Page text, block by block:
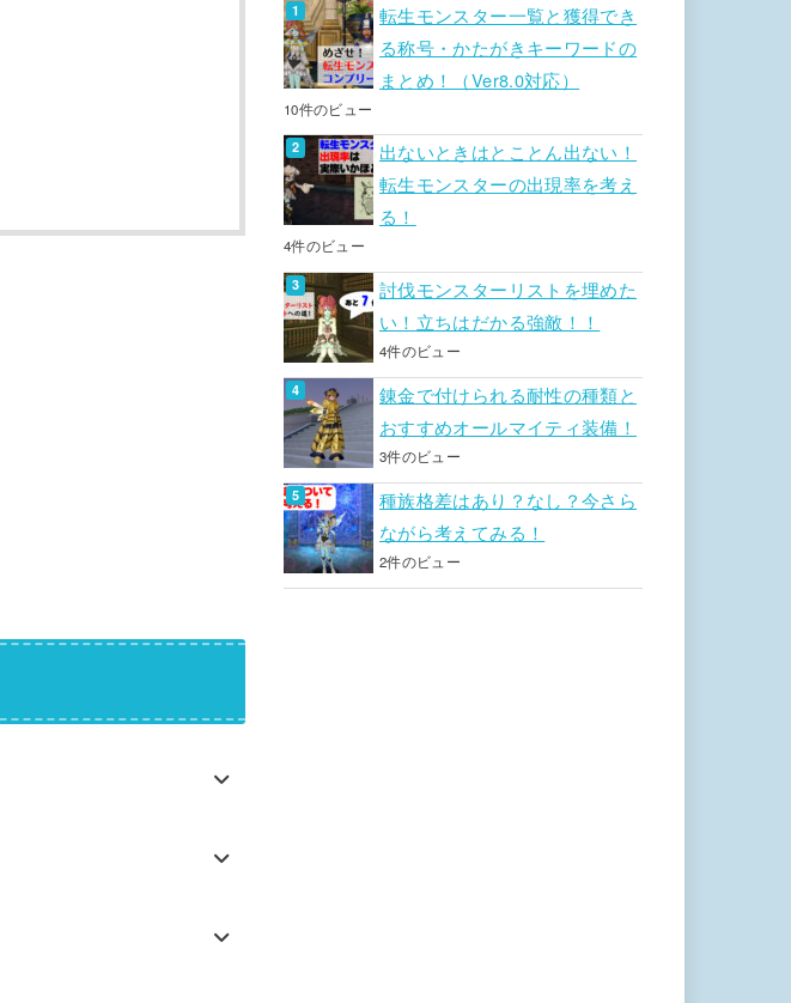
転生モンスター一覧と獲得でき
る称号・かたがきキーワードの
まとめ！（Ver8.0対応）
10件のビュー
出ないときはとことん出ない！
転生モンスターの出現率を考え
る！
4件のビュー
討伐モンスターリストを埋めた
い！立ちはだかる強敵！！
4件のビュー
錬金で付けられる耐性の種類と
おすすめオールマイティ装備！
3件のビュー
種族格差はあり？なし？今さら
ながら考えてみる！
2件のビュー